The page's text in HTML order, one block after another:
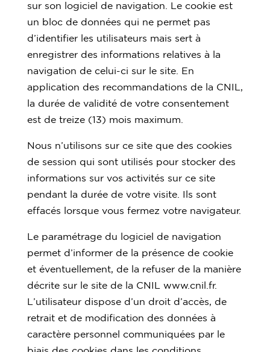
sur son logiciel de navigation. Le cookie est
un bloc de données qui ne permet pas
d’identifier les utilisateurs mais sert à
enregistrer des informations relatives à la
navigation de celui-ci sur le site. En
application des recommandations de la CNIL,
la durée de validité de votre consentement
est de treize (13) mois maximum.
Nous n’utilisons sur ce site que des cookies
de session qui sont utilisés pour stocker des
informations sur vos activités sur ce site
pendant la durée de votre visite. Ils sont
effacés lorsque vous fermez votre navigateur.
Le paramétrage du logiciel de navigation
permet d’informer de la présence de cookie
et éventuellement, de la refuser de la manière
décrite sur le site de la CNIL www.cnil.fr.
L’utilisateur dispose d’un droit d’accès, de
retrait et de modification des données à
caractère personnel communiquées par le